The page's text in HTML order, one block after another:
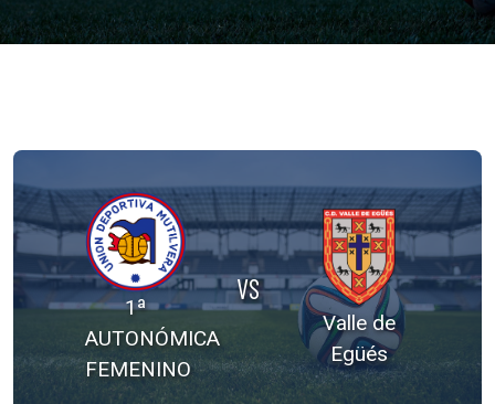
1ª
AUTONÓMICA
FEMENINO
VS
Valle de
Egüés